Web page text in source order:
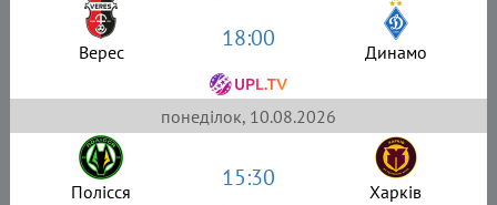
Верес 18:00 Динамо
понеділок, 10.08.2026
Полісся 15:30 Харків